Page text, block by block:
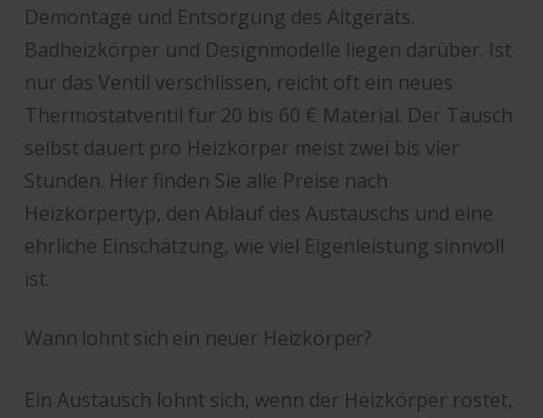
Demontage und Entsorgung des Altgeräts.
Badheizkörper und Designmodelle liegen darüber. Ist
nur das Ventil verschlissen, reicht oft ein neues
Thermostatventil für 20 bis 60 € Material. Der Tausch
selbst dauert pro Heizkörper meist zwei bis vier
Stunden. Hier finden Sie alle Preise nach
Heizkörpertyp, den Ablauf des Austauschs und eine
ehrliche Einschätzung, wie viel Eigenleistung sinnvoll
ist.
Wann lohnt sich ein neuer Heizkörper?
Ein Austausch lohnt sich, wenn der Heizkörper rostet,